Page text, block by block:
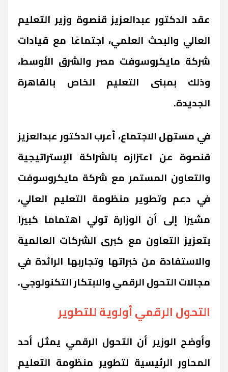
عقد الدكتور عبدالعزيز قنصوة وزير التعليم
العالي والبحث العلمي، اجتماعًا مع قيادات
شركة مايكروسوفت مصر والشرق الأوسط،
وذلك بمبنى التعليم الخاص بالقاهرة
الجديدة.
في مستهل الاجتماع، أعرب الدكتور عبدالعزيز
قنصوة عن اعتزازه بالشراكة الإستراتيجية
والتعاون المستمر مع شركة مايكروسوفت
في دعم وتطوير منظومة التعليم العالي،
مشيرًا إلى أن الوزارة تولي اهتمامًا كبيرًا
بتعزيز التعاون مع كبرى الشركات العالمية
والاستفادة من خبراتها وتجاربها الرائدة في
مجالات التحول الرقمي والابتكار التكنولوجي.
التحول الرقمي أولوية للتطوير
وأوضح الوزير أن التحول الرقمي يمثل أحد
المحاور الرئيسية لتطوير منظومة التعليم